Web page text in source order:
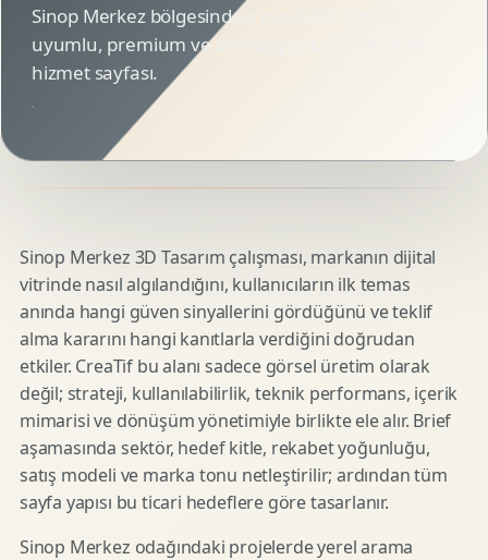
Sinop Merkez bölgesindeki markalar için SEO
uyumlu, premium ve animasyonlu 3D Tasarım
hizmet sayfası.
Sinop Merkez 3D Tasarım çalışması, markanın dijital
vitrinde nasıl algılandığını, kullanıcıların ilk temas
anında hangi güven sinyallerini gördüğünü ve teklif
alma kararını hangi kanıtlarla verdiğini doğrudan
etkiler. CreaTif bu alanı sadece görsel üretim olarak
değil; strateji, kullanılabilirlik, teknik performans, içerik
mimarisi ve dönüşüm yönetimiyle birlikte ele alır. Brief
aşamasında sektör, hedef kitle, rekabet yoğunluğu,
satış modeli ve marka tonu netleştirilir; ardından tüm
sayfa yapısı bu ticari hedeflere göre tasarlanır.
Sinop Merkez odağındaki projelerde yerel arama